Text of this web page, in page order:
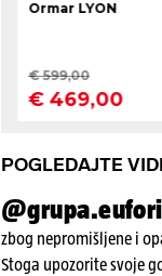
POGLEDAJTE
zbog nepromišljene i
Stoga upozorite svoje